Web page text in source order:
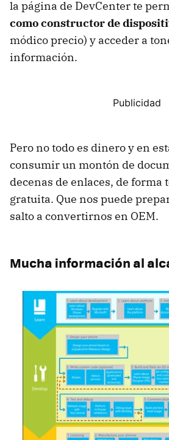
la página de DevCenter te
como constructor de
módico precio) y acceder a
información.
Pero no todo es dinero y en
consumir un montón de
decenas de enlaces, de forma
gratuita. Que nos puede
salto a convertirnos en OEM.
Mucha información al